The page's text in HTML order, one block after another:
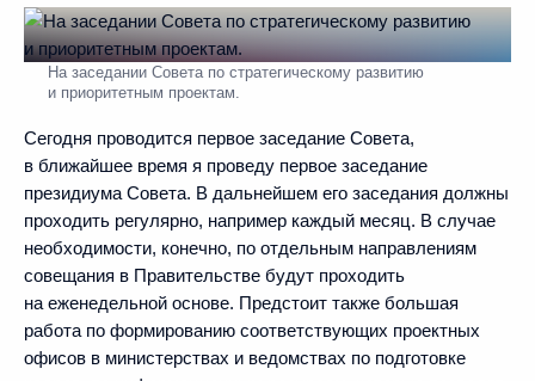
На заседании Совета по стратегическому развитию
и приоритетным проектам.
Сегодня проводится первое заседание Совета,
в ближайшее время я проведу первое заседание
президиума Совета. В дальнейшем его заседания должны
проходить регулярно, например каждый месяц. В случае
необходимости, конечно, по отдельным направлениям
совещания в Правительстве будут проходить
на еженедельной основе. Предстоит также большая
работа по формированию соответствующих проектных
офисов в министерствах и ведомствах по подготовке